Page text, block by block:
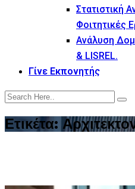
Στατιστική
Φοιτητικές
Ανάλυση
& LISREL.
Γίνε Εκπονητής
Ετικέτα: